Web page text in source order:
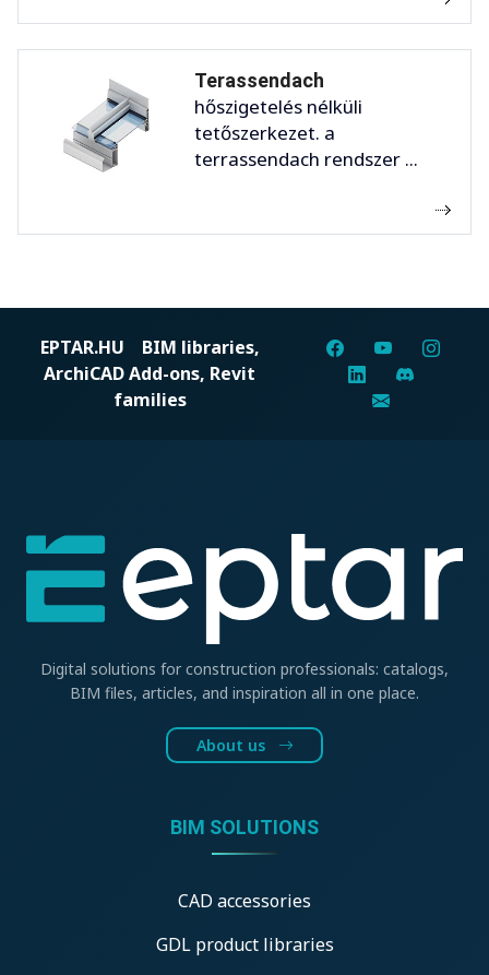
Terassendach
hőszigetelés nélküli
tetőszerkezet. a
terrassendach rendszer ...
EPTAR.HU BIM libraries,
ArchiCAD Add-ons, Revit
families
Digital solutions for construction professionals: catalogs,
BIM files, articles, and inspiration all in one place.
About us
BIM SOLUTIONS
CAD accessories
GDL product libraries